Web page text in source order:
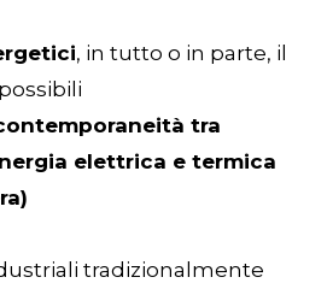
, in tutto o in parte, il
possibili
tra
elettrica e termica
tradizionalmente